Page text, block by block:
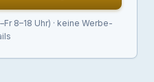
8–18 Uhr) · keine Werbe-